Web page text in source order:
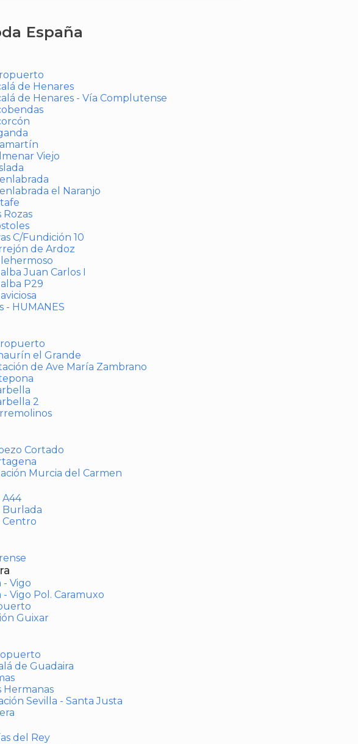
España
de Henares
de Henares - Vía Complutense
Viejo
el Naranjo
Rozas
C/Fundición 10
de Ardoz
Juan Carlos I
P29
- HUMANES
el Grande
de Ave María Zambrano
2
Cortado
Murcia del Carmen
Burlada
Centro
Vigo
Vigo Pol. Caramuxo
Guixar
de Guadaira
Hermanas
Sevilla - Santa Justa
del Rey